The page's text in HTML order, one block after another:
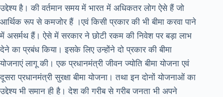
उद्देश्य है। की वर्तमान समय में भारत में अधिकतर लोग ऐसे हैं जो
आर्थिक रूप से कमजोर हैं ।एवं किसी प्रकार की भी बीमा करवा पाने
में असर्मथ हैं। ऐसे में सरकार ने छोटी रकम की निवेश पर बड़ा लाभ
देने का प्रबंध किया। इसके लिए उन्होंने दो प्रकार की बीमा
योजनाएं लागू की। एक प्रधानमंत्री जीवन ज्योति बीमा योजना एवं
दूसरा प्रधानमंत्री सुरक्षा बीमा योजना। तथा इन दोनों योजनाओं का
उद्देश्य भी समान ही है। देश की गरीब से गरीब जनता भी अपने